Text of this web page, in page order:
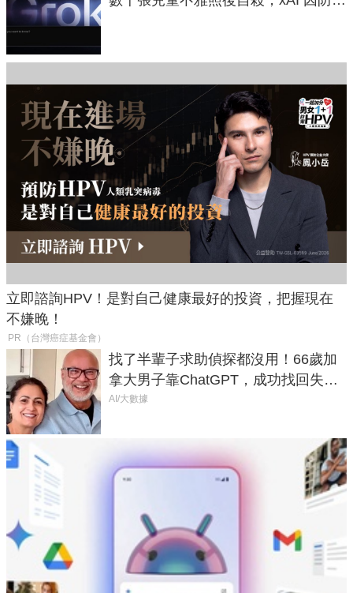
立即諮詢HPV！是對自己健康最好的投資，把握現在
不嫌晚！
PR（台灣癌症基金會）
找了半輩子求助偵探都沒用！66歲加
拿大男子靠ChatGPT，成功找回失散
50年家人
AI/大數據